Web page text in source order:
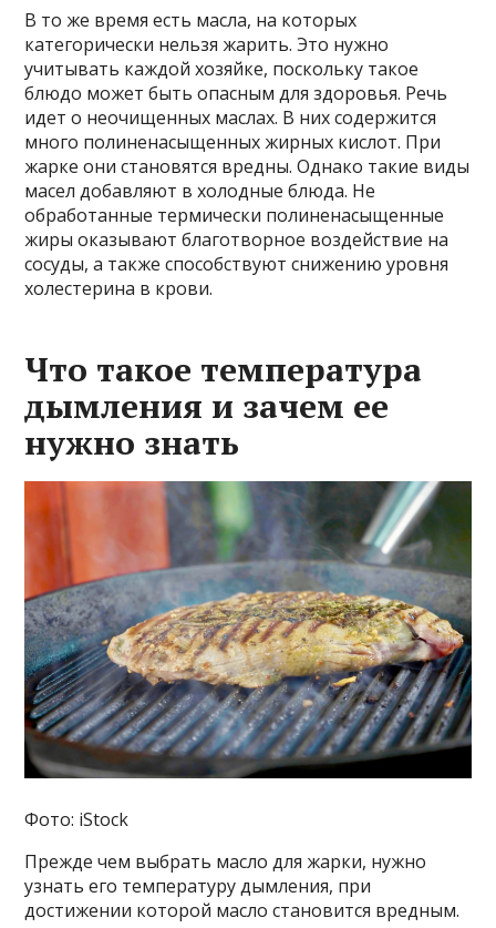
В то же время есть масла, на которых
категорически нельзя жарить. Это нужно
учитывать каждой хозяйке, поскольку такое
блюдо может быть опасным для здоровья. Речь
идет о неочищенных маслах. В них содержится
много полиненасыщенных жирных кислот. При
жарке они становятся вредны. Однако такие виды
масел добавляют в холодные блюда. Не
обработанные термически полиненасыщенные
жиры оказывают благотворное воздействие на
сосуды, а также способствуют снижению уровня
холестерина в крови.
Что такое температура
дымления и зачем ее
нужно знать
Фото: iStock
Прежде чем выбрать масло для жарки, нужно
узнать его температуру дымления, при
достижении которой масло становится вредным.